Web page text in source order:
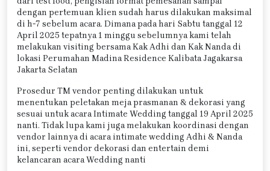
dengan pertemuan klien sudah harus dilakukan maksimal
di h-7 sebelum acara. Dimana pada hari Sabtu tanggal 12
April 2025 tepatnya 1 minggu sebelumnya kami telah
melakukan visiting bersama Kak Adhi dan Kak Nanda di
lokasi Perumahan Madina Residence Kalibata Jagakarsa
Jakarta Selatan
Prosedur TM vendor penting dilakukan untuk
menentukan peletakan meja prasmanan & dekorasi yang
sesuai untuk acara Intimate Wedding tanggal 19 April 2025
nanti. Tidak lupa kami juga melakukan koordinasi dengan
vendor lainnya di acara intimate wedding Adhi & Nanda
ini, seperti vendor dekorasi dan entertain demi
kelancaran acara Wedding nanti